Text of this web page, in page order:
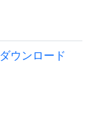
ダウンロード